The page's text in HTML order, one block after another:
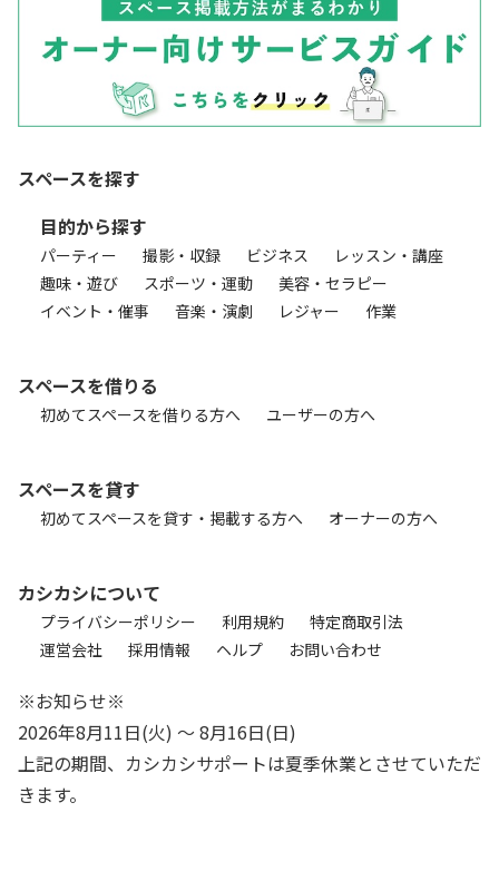
スペースを探す
目的から探す
パーティー 撮影・収録 ビジネス
レッスン・講座
趣味・遊び
スポーツ・運動
美容・セラピー
イベント・催事
音楽・演劇 レジャー 作業
スペースを借りる
初めてスペースを借りる方へ ユーザーの方へ
スペースを貸す
初めてスペースを貸す・掲載する方へ オーナーの方へ
カシカシについて
プライバシーポリシー 利用規約
特定商取引法
運営会社
採用情報 ヘルプ お問い合わせ
※お知らせ※
2026年8月11日(火) 〜 8月16日(日)
上記の期間、カシカシサポートは夏季休業とさせていただ
きます。